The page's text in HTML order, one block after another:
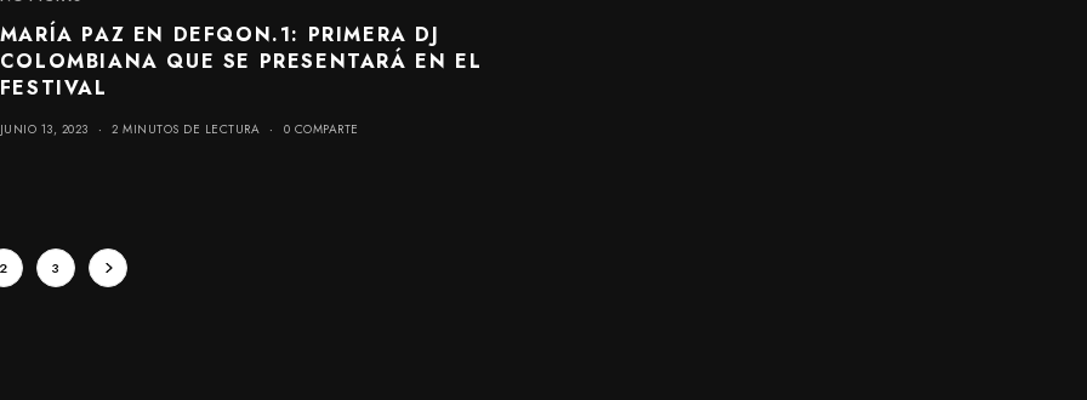
MARÍA PAZ EN DEFQON.1: PRIMERA DJ
COLOMBIANA QUE SE PRESENTARÁ EN EL
FESTIVAL
JUNIO 13, 2023 2 MINUTOS DE LECTURA 0 COMPARTE
2 3